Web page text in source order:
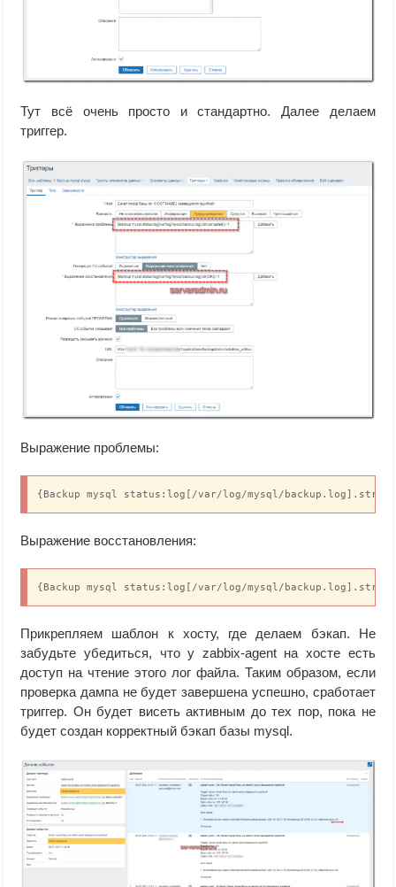
Тут всё очень просто и стандартно. Далее делаем
триггер.
Выражение проблемы:
{Backup mysql status:log[/var/log/mysql/
Выражение восстановления:
{Backup mysql status:log[/var/log/mysql/
Прикрепляем шаблон к хосту, где делаем бэкап. Не
забудьте убедиться, что у zabbix-agent на хосте есть
доступ на чтение этого лог файла. Таким образом, если
проверка дампа не будет завершена успешно, сработает
триггер. Он будет висеть активным до тех пор, пока не
будет создан корректный бэкап базы mysql.